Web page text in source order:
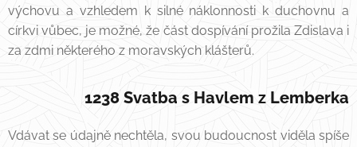
výchovu a vzhledem k silné náklonnosti k duchovnu a
církvi vůbec, je možné, že část dospívání prožila Zdislava i
za zdmi některého z moravských klášterů.
1238 Svatba s Havlem z Lemberka
Vdávat se údajně nechtěla, svou budoucnost viděla spíše